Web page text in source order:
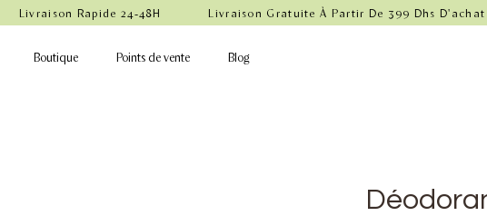
Livraison Rapide 24-48H            Livraison Gratuite À Partir De 399 Dhs D'achat
Boutique Points de vente Blog